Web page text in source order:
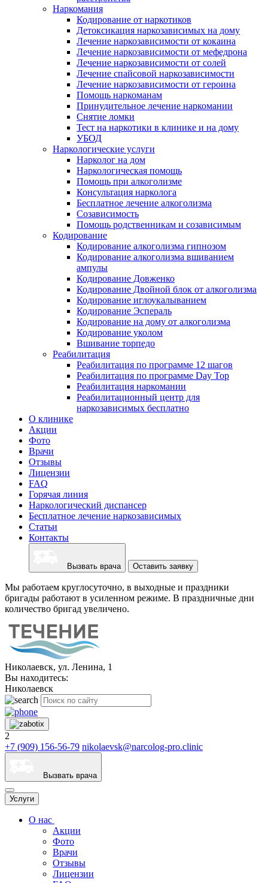
Наркомания
Кодирование от наркотиков
Детоксикация наркозависимых на дому
Лечение наркозависимости от кокаина
Лечение наркозависимости от мефедрона
Лечение наркозависимости от солей
Лечение спайсовой наркозависимости
Лечение наркозависимости от героина
Помощь наркоманам
Принудительное лечение наркомании
Снятие ломки
Тест на наркотики в клинике и на дому
УБОД
Наркологические услуги
Нарколог на дом
Наркологическая помощь
Помощь при алкоголизме
Консультация нарколога
Бесплатное лечение алкоголизма
Созависимость
Помощь родственникам и созависимым
Кодирование
Кодирование алкоголизма гипнозом
Кодирование алкоголизма вшиванием
ампулы
Кодирование Довженко
Кодирование Двойной блок от алкоголизма
Кодирование иглоукалыванием
Кодирование Эспераль
Кодирование на дому от алкоголизма
Кодирование уколом
Вшивание торпедо
Реабилитация
Реабилитация по программе 12 шагов
Реабилитация по программе Day Top
Реабилитация наркомании
Реабилитационный центр для
наркозависимых бесплатно
О клинике
Акции
Фото
Врачи
Отзывы
Лицензии
FAQ
Горячая линия
Наркологический диспансер
Бесплатное лечение наркозависимых
Статьи
Контакты
Вызвать врача Оставить заявку
Мы работаем круглосуточно, в выходные и праздники
бригады работают в усиленном режиме. В праздничные дни
количество бригад увеличено.
Николаевск, ул. Ленина, 1
Вы находитесь:
Николаевск
2
+7 (909) 156-56-79 nikolaevsk@narcolog-pro.clinic
Вызвать врача
Услуги
О нас
Акции
Фото
Врачи
Отзывы
Лицензии